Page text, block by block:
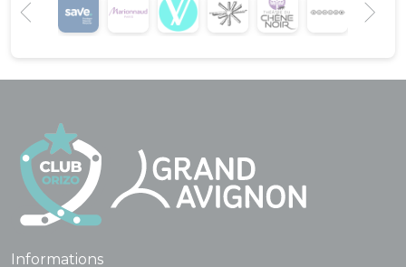
Informations